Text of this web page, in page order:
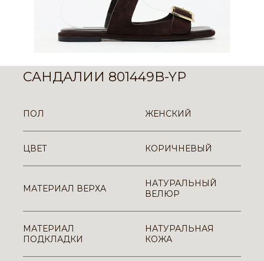
САНДАЛИИ 801449B-YP
ПОЛ ЖЕНСКИЙ
ЦВЕТ КОРИЧНЕВЫЙ
МАТЕРИАЛ ВЕРХА
НАТУРАЛЬНЫЙ
ВЕЛЮР
МАТЕРИАЛ
ПОДКЛАДКИ
НАТУРАЛЬНАЯ
КОЖА